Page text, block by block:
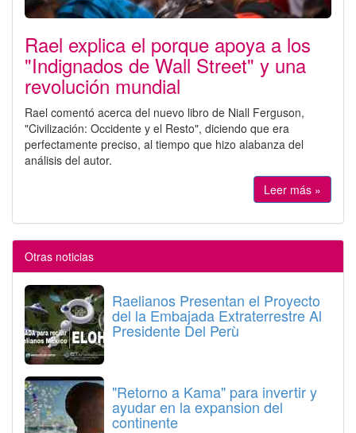
Rael explica el porque apoya a los
"Indignados de Wall Street" y una
revolución mundial
Rael comentó acerca del nuevo libro de Niall Ferguson,
"Civilización: Occidente y el Resto", diciendo que era
perfectamente preciso, al tiempo que hizo alabanza del
análisis del autor.
Leer más »
Otras noticias
Raelianos Presentan el Proyecto
del la Embajada Extraterrestre Al
Presidente Del Perù
"Retorno a Kama" para invertir y
ayudar en la expansion del
continente